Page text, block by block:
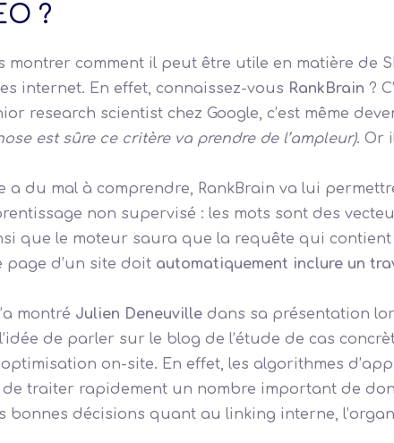
?
comment il peut être utile en matière de
internet. En effet, connaissez-vous RankBrain ?
research scientist chez Google, c’est même
est sûre ce critère va prendre de l’ampleur). Or
du mal à comprendre, RankBrain va lui
non supervisé : les mots sont des
que le moteur saura que la requête qui contient
page d’un site doit automatiquement inclure un
montré Julien Deneuville dans sa présentation
de parler sur le blog de l’étude de cas
on-site. En effet, les algorithmes
traiter rapidement un nombre important de
décisions quant au linking interne,